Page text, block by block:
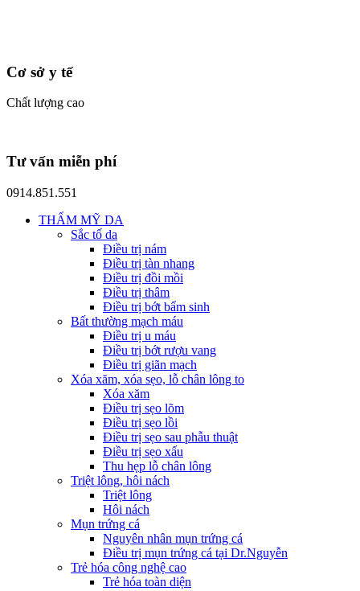
Cơ sở y tế
Chất lượng cao
Tư vấn miễn phí
0914.851.551
THẨM MỸ DA
Sắc tố da
Điều trị nám
Điều trị tàn nhang
Điều trị đồi mồi
Điều trị thâm
Điều trị bớt bẩm sinh
Bất thường mạch máu
Điều trị u máu
Điều trị bớt rượu vang
Điều trị giãn mạch
Xóa xăm, xóa sẹo, lỗ chân lông to
Xóa xăm
Điều trị sẹo lõm
Điều trị sẹo lồi
Điều trị sẹo sau phẫu thuật
Điều trị sẹo xấu
Thu hẹp lỗ chân lông
Triệt lông, hôi nách
Triệt lông
Hôi nách
Mụn trứng cá
Nguyên nhân mụn trứng cá
Điều trị mụn trứng cá tại Dr.Nguyễn
Trẻ hóa công nghệ cao
Trẻ hóa toàn diện